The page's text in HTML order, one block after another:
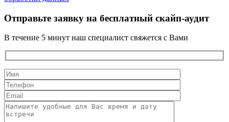
Отправьте заявку на бесплатный скайп-аудит
В течение 5 минут наш специалист свяжется с Вами